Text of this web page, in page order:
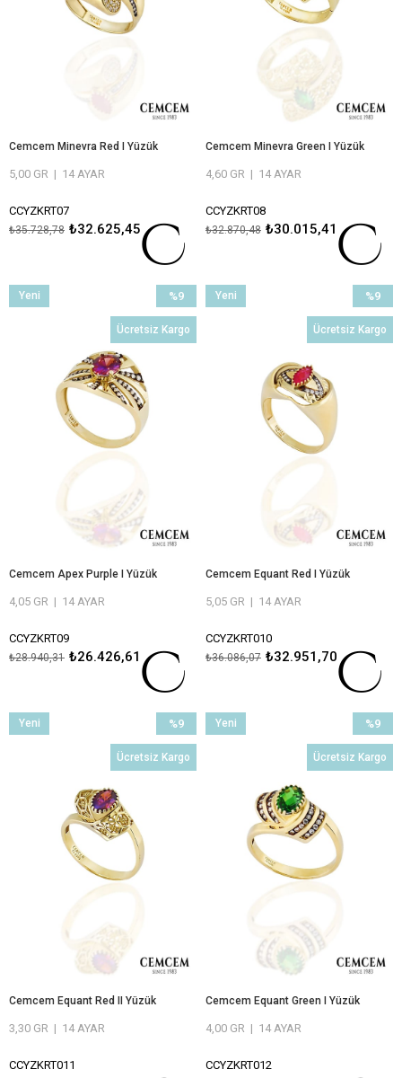
Cemcem Minevra Red I Yüzük
5,00 GR | 14 AYAR
GARANTİLİ
CCYZKRT07
₺32.625,45
₺35.728,78
Cemcem Minevra Green I Yüzük
4,60 GR | 14 AYAR
GARANTİLİ
CCYZKRT08
₺30.015,41
₺32.870,48
Cemcem Apex Purple I Yüzük
4,05 GR | 14 AYAR
GARANTİLİ
CCYZKRT09
₺26.426,61
₺28.940,31
%9
İndirim
%9İndirim
Ücretsiz Kargo
Yeni
Cemcem Equant Red I Yüzük
5,05 GR | 14 AYAR
GARANTİLİ
CCYZKRT010
₺32.951,70
₺36.086,07
%9
İndirim
Ücretsiz Kargo
Yeni
Cemcem Equant Red II Yüzük
3,30 GR | 14 AYAR
CCYZKRT011
%9
İndirim
%9İndirim
Ücretsiz Kargo
Yeni
Cemcem Equant Green I Yüzük
4,00 GR | 14 AYAR
CCYZKRT012
%9
İndirim
Ücretsiz Kargo
Yeni